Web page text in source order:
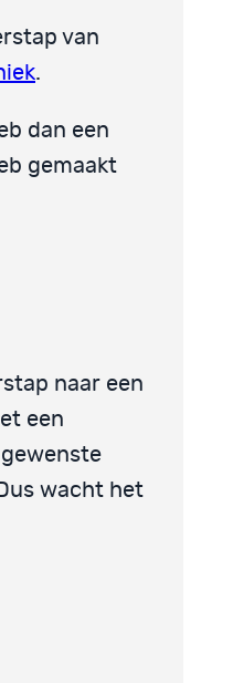
van
.
dan een
gemaakt
naar een
een
wacht het